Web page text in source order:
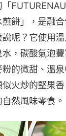
餅」，是融
呢？它使用
水，碳酸氣泡
的微甜、溫
火炒的堅果
然風味零食。